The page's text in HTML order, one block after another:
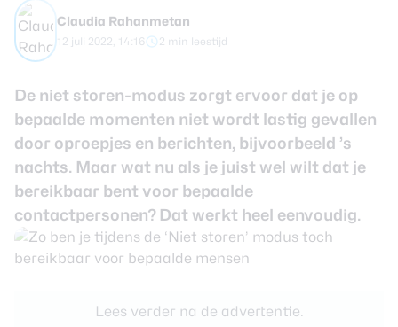
Claudia Rahanmetan
12 juli 2022, 14:16 2 min leestijd
De niet storen-modus zorgt ervoor dat je op
bepaalde momenten niet wordt lastig gevallen
door oproepjes en berichten, bijvoorbeeld ’s
nachts. Maar wat nu als je juist wel wilt dat je
bereikbaar bent voor bepaalde
contactpersonen? Dat werkt heel eenvoudig.
Lees verder na de advertentie.
Login
Over ons